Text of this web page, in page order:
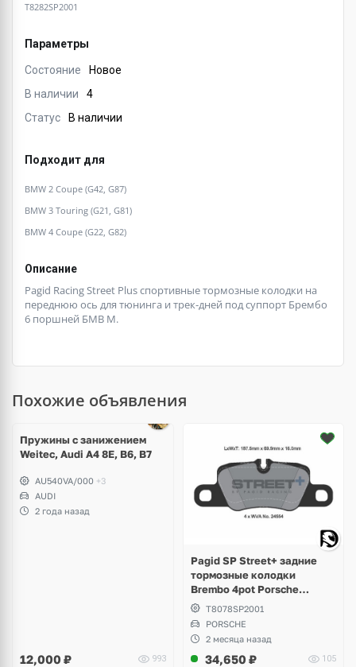
T8282SP2001
Параметры
Состояние
Новое
В наличии
4
Статус
В наличии
Подходит для
BMW 2 Coupe (G42, G87)
BMW 3 Touring (G21, G81)
BMW 4 Coupe (G22, G82)
Описание
Pagid Racing Street Plus спортивные тормозные колодки на
переднюю ось для тюнинга и трек-дней под суппорт Брембо
6 поршней БМВ М.
Похожие объявления
Пружины с занижением
Weitec, Audi A4 8E, B6, B7
AU540VA/000 +3
AUDI
2 года назад
12,000 ₽ 993
Pagid SP Street+ задние
тормозные колодки
Brembo 4pot Porsche
Panamera Sport Turismo
T8078SP2001
PORSCHE
2 месяца назад
34,650 ₽ 105